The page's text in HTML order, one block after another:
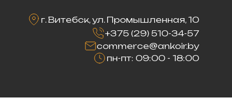
г. Витебск, ул. Промышленная, 10
+375 (29) 510-34-57
commerce@ankoir.by
пн-пт: 09:00 - 18:00